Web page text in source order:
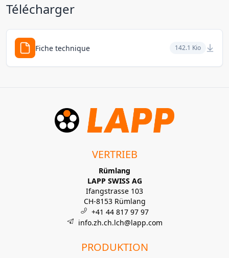
Télécharger
Fiche technique 142.1 Kio
VERTRIEB
Rümlang
LAPP SWISS AG
Ifangstrasse 103
CH-8153 Rümlang
+41 44 817 97 97
info.zh.ch.lch@lapp.com
PRODUKTION